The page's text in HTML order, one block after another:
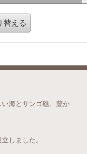
替える
海とサンゴ礁、豊か
しました。